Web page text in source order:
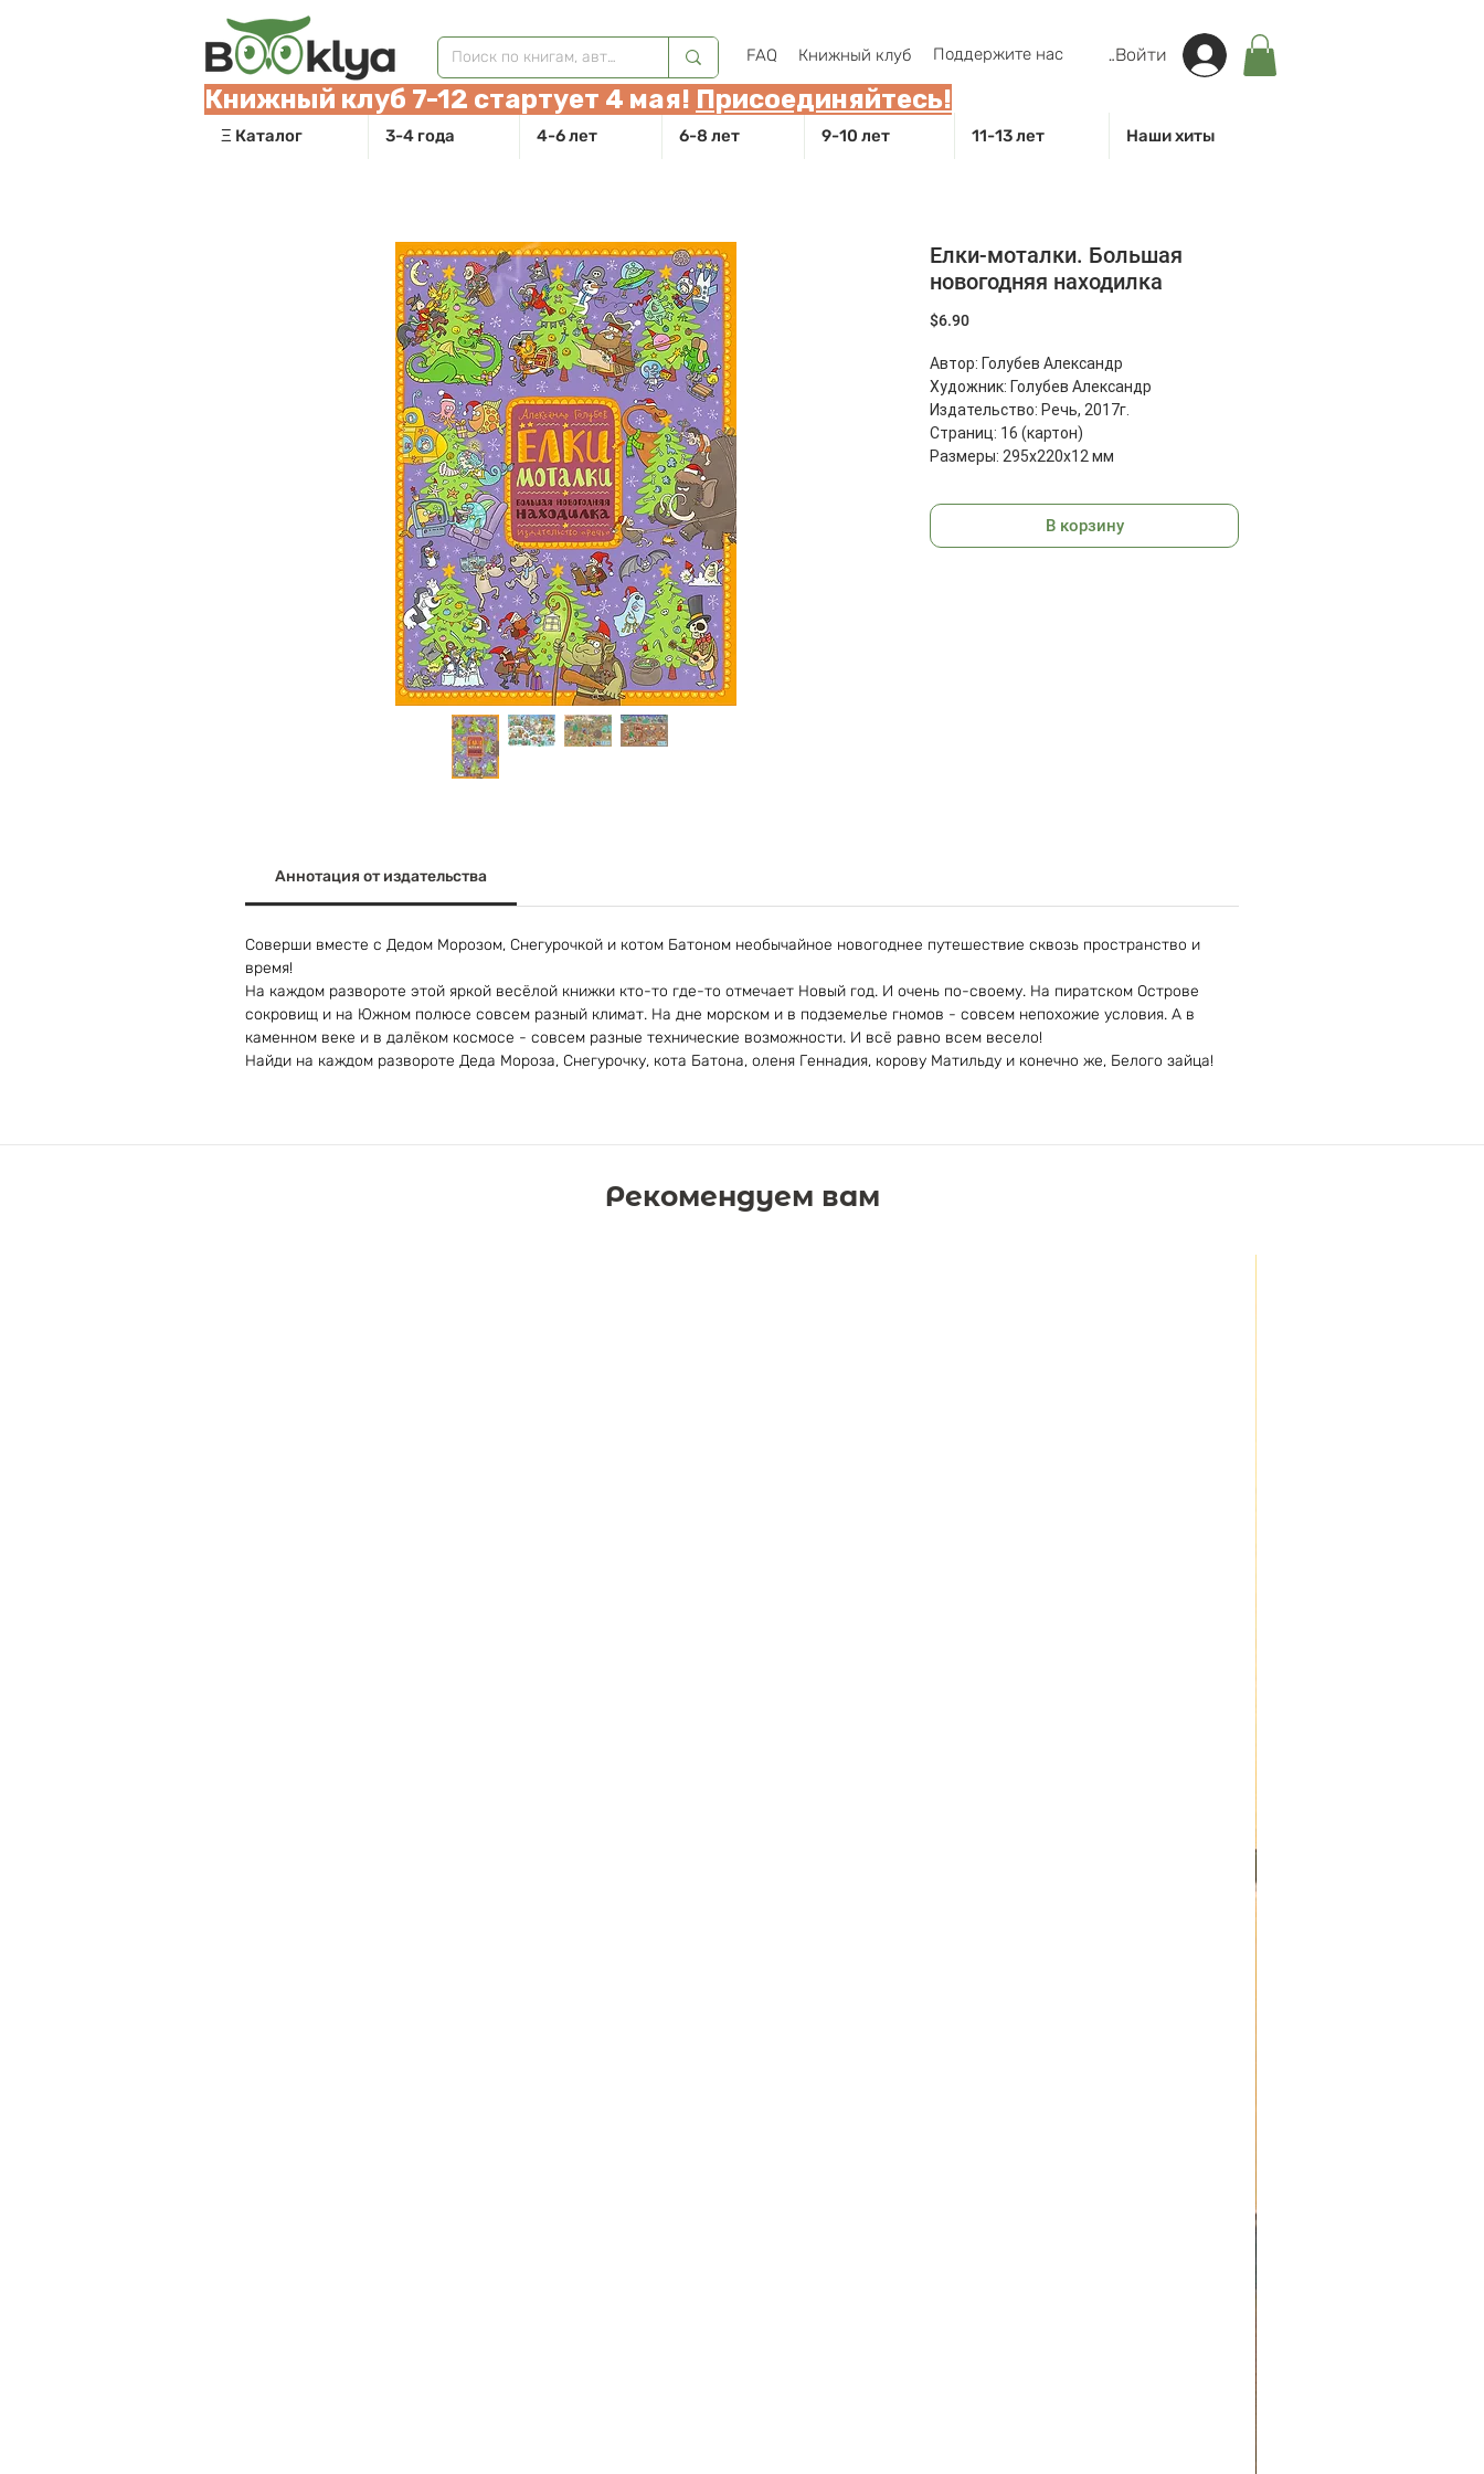
FAQ Книжный клуб Поддержите нас Войти
Ξ Каталог 3-4 года 4-6 лет 6-8 лет 9-10 лет 11-13 лет Наши хиты
Книжный клуб 7-12 стартует 4 мая! Присоединяйтесь!
Елки-моталки. Большая
новогодняя находилка
$6.90Цена
Автор: Голубев Александр
Художник: Голубев Александр
Издательство: Речь, 2017г.
Страниц: 16 (картон)
Размеры: 295x220x12 мм
В корзину
Аннотация от издательства
Соверши вместе с Дедом Морозом, Снегурочкой и котом Батоном необычайное новогоднее путешествие сквозь пространство и
время!
На каждом развороте этой яркой весёлой книжки кто-то где-то отмечает Новый год. И очень по-своему. На пиратском Острове
сокровищ и на Южном полюсе совсем разный климат. На дне морском и в подземелье гномов - совсем непохожие условия. А в
каменном веке и в далёком космосе - совсем разные технические возможности. И всё равно всем весело!
Найди на каждом развороте Деда Мороза, Снегурочку, кота Батона, оленя Геннадия, корову Матильду и конечно же, Белого зайца!
Рекомендуем вам